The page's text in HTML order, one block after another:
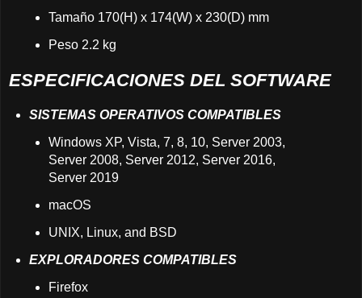
Tamaño 170(H) x 174(W) x 230(D) mm
Peso 2.2 kg
ESPECIFICACIONES DEL SOFTWARE
SISTEMAS OPERATIVOS COMPATIBLES
Windows XP, Vista, 7, 8, 10, Server 2003,
Server 2008, Server 2012, Server 2016,
Server 2019
macOS
UNIX, Linux, and BSD
EXPLORADORES COMPATIBLES
Firefox